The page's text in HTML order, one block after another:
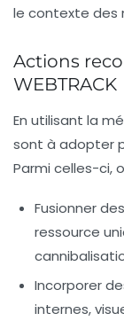
le contexte des
Actions
WEBTRACK
En utilisant la
sont à adopter
Parmi celles-ci,
Fusionner
ressource
Incorporer
internes,